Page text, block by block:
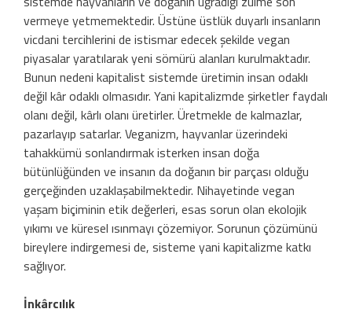
vermeye yetmemektedir. Üstüne üstlük duyarlı insanların
vicdani tercihlerini de istismar edecek şekilde vegan
piyasalar yaratılarak yeni sömürü alanları kurulmaktadır.
Bunun nedeni kapitalist sistemde üretimin insan odaklı
değil kâr odaklı olmasıdır. Yani kapitalizmde şirketler faydalı
olanı değil, kârlı olanı üretirler. Üretmekle de kalmazlar,
pazarlayıp satarlar. Veganizm, hayvanlar üzerindeki
tahakkümü sonlandırmak isterken insan doğa
bütünlüğünden ve insanın da doğanın bir parçası olduğu
gerçeğinden uzaklaşabilmektedir. Nihayetinde vegan
yaşam biçiminin etik değerleri, esas sorun olan ekolojik
yıkımı ve küresel ısınmayı çözemiyor. Sorunun çözümünü
bireylere indirgemesi de, sisteme yani kapitalizme katkı
sağlıyor.
İnkârcılık